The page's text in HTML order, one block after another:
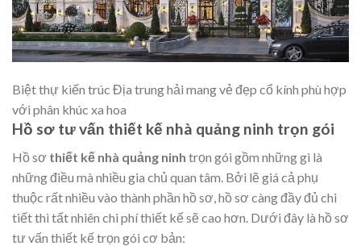
Biệt thự kiến trúc Địa trung hải mang vẻ đẹp cổ kính phù hợp
với phân khúc xa hoa
Hồ sơ tư vấn thiết kế nhà quảng ninh trọn gói
Hồ sơ thiết kế nhà quảng ninh trọn gói gồm những gì là
những điều mà nhiều gia chủ quan tâm. Bởi lẽ giá cả phụ
thuộc rất nhiều vào thành phần hồ sơ, hồ sơ càng đầy đủ chi
tiết thì tất nhiên chi phí thiết kế sẽ cao hơn. Dưới đây là hồ sơ
tư vấn thiết kế trọn gói cơ bản: